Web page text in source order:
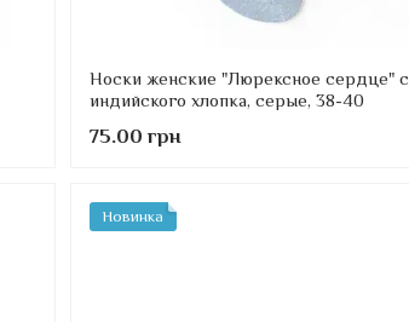
Носки женские "Люрексное сердце" с
индийского хлопка, серые, 38-40
75.00 грн
Новинка